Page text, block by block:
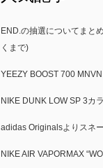
END.の抽選についてまと
くまで)
YEEZY BOOST 700
NIKE DUNK LOW SP 3カ
adidas Originalsよりスネ
NIKE AIR VAPORMAX